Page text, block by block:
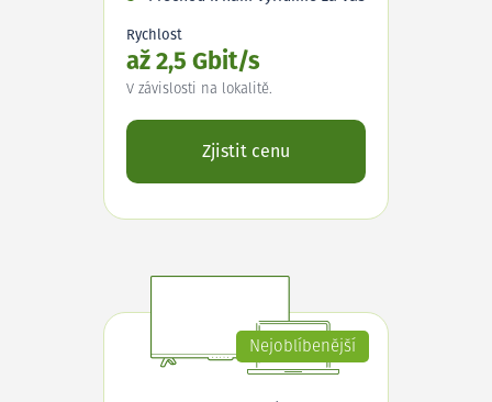
Rychlost
až 2,5 Gbit/s
V závislosti na lokalitě.
Zjistit cenu
Nejoblíbenější